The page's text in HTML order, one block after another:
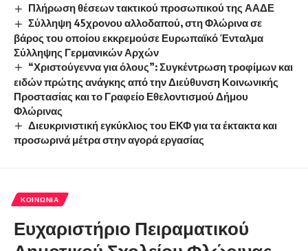
Πλήρωση θέσεων τακτικού προσωπικού της ΑΑΔΕ
Σύλληψη 45χρονου αλλοδαπού, στη Φλώρινα σε
βάρος του οποίου εκκρεμούσε Ευρωπαϊκό Ένταλμα
Σύλληψης Γερμανικών Αρχών
“Χριστούγεννα για όλους”: Συγκέντρωση τροφίμων και
ειδών πρώτης ανάγκης από την Διεύθυνση Κοινωνικής
Προστασίας και το Γραφείο Εθελοντισμού Δήμου
Φλώρινας
Διευκρινιστική εγκύκλιος του ΕΚΦ για τα έκτακτα και
προσωρινά μέτρα στην αγορά εργασίας
ΚΟΙΝΩΝΊΑ
Ευχαριστήριο Πειραματικού